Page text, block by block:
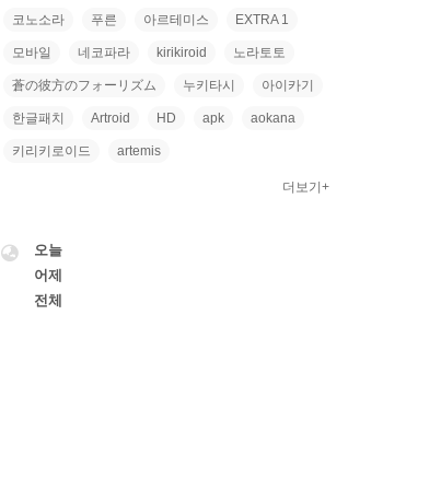
코노소라 푸른 아르테미스 EXTRA 1
모바일 네코파라 kirikiroid 노라토토
蒼の彼方のフォーリズム 누키타시 아이카기
한글패치 Artroid HD apk aokana
키리키로이드 artemis
더보기+
VISITOR
오늘
어제
전체